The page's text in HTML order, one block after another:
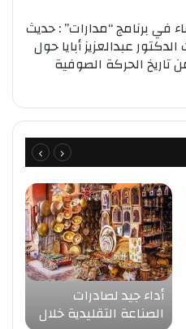
في برنامج “مدارات” : حديث
عبدالعزيز أبايا حول
الحركة الصوفية
أداء جيد لصادرات
الصناعة التقليدية خلال